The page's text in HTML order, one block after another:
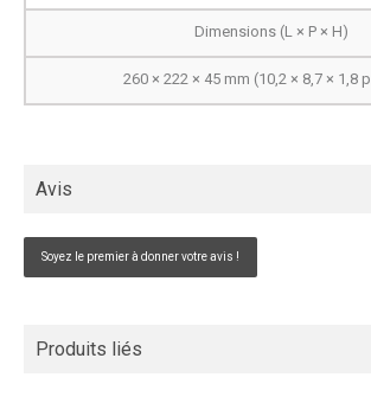
Dimensions (L × P × H)
260 × 222 × 45 mm (10,2 × 8,7 × 1,8
Avis
Soyez le premier à donner votre avis !
Produits liés